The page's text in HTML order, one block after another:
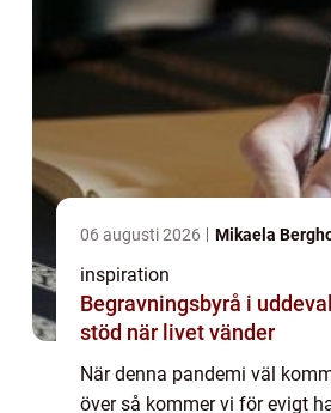
06 augusti 2026 Mikaela
inspiration
Begravningsbyrå i uddevalla
stöd när livet vänder
När denna pandemi väl
över så kommer vi för evigt